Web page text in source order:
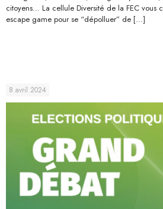
citoyens… La cellule Diversité de la FEC vous
escape game pour se “dépolluer” de […]
8 avril 2024